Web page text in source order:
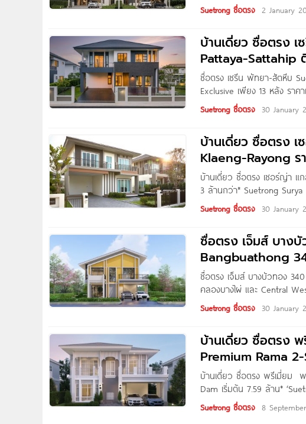
มหาเจษฎาบดินทร์ฯ โครงการ
ศักยภาพ ติดถนนบางศรีเมือง
Suetrong ซื่อตรง 2 January
บ้านเดี่ยว ซื่อตรง
Pattaya-Sattahip
ซื่อตรง เซรีน พัทยา-สัตหีบ
Exclusive เพียง 13 หลัง รา
บริษัท ซื่อตรงกรุ๊ป จำกัด โคร
ทำเลศักยภาพติดถนนสุขุมวิท เ
Suetrong ซื่อตรง 30 January
บ้านเดี่ยว ซื่อตรง
Klaeng-Rayong ร
บ้านเดี่ยว ซื่อตรง เซอร์ญ่า แ
3 ล้านกว่า* Suetrong Surya
กรุ๊ป จำกัด โครงการตั้งอยู่ ซ
จ.ระยอง บนทำเลหน้าสำนักง
Suetrong ซื่อตรง 30 January
ซื่อตรง เจ็มส์ บาง
Bangbuathong
ซื่อตรง เจ็มส์ บางบัวทอง
คลองบางไผ่ และ Central
บ้านโครงการใหม่จาก บริษัท
อ.บางบัวทอง จ.นนทบุรี
Suetrong ซื่อตรง 30 January
บ้านเดี่ยว ซื่อตรง
Premium
บ้านเดี่ยว ซื่อตรง พรีเมี่ยม พ
Dam เริ่มต้น 7.59 ล้าน*
บริษัท ซื่อตรงกรุ๊ป จำกัด โคร
เดินทางสะดวกสบาย อยู่ใกล้
Suetrong ซื่อตรง 8